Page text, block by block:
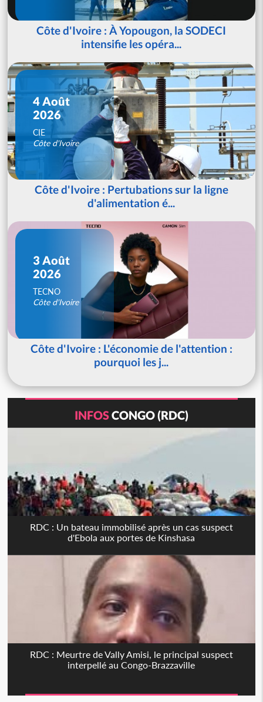
Côte d'Ivoire : À Yopougon, la SODECI
intensifie les opéra...
4 Août
2026
CIE
Côte d'Ivoire
Côte d'Ivoire : Pertubations sur la ligne
d'alimentation é...
3 Août
2026
TECNO
Côte d'Ivoire
Côte d'Ivoire : L'économie de l'attention :
pourquoi les j...
INFOSCONGO (RDC)
RDC : Un bateau immobilisé après un cas suspect
d'Ebola aux portes de Kinshasa
RDC : Meurtre de Vally Amisi, le principal suspect
interpellé au Congo-Brazzaville